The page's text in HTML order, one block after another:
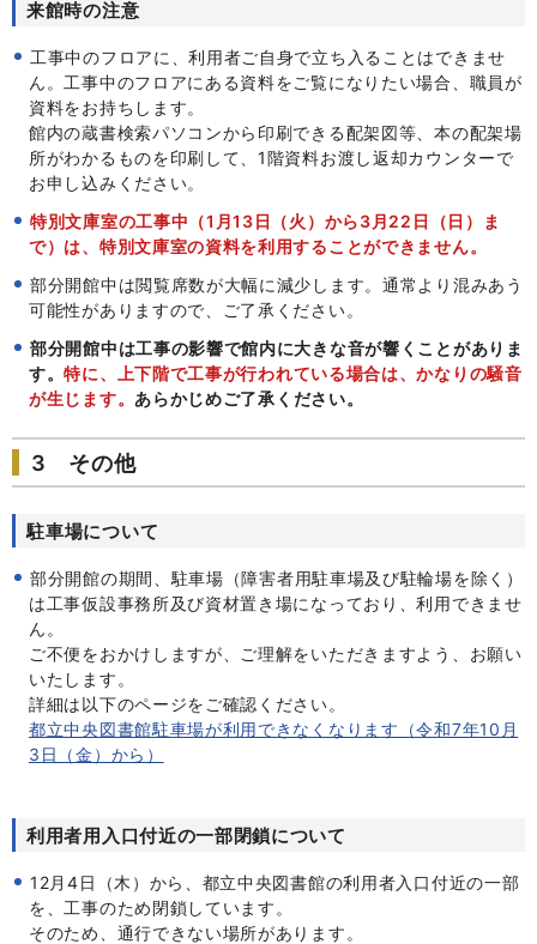
来館時の注意
工事中のフロアに、利用者ご自身で立ち入ることはできませ
ん。工事中のフロアにある資料をご覧になりたい場合、職員が
資料をお持ちします。
館内の蔵書検索パソコンから印刷できる配架図等、本の配架場
所がわかるものを印刷して、1階資料お渡し返却カウンターで
お申し込みください。
特別文庫室の工事中（1月13日（火）から3月22日（日）ま
で）は、特別文庫室の資料を利用することができません。
部分開館中は閲覧席数が大幅に減少します。通常より混みあう
可能性がありますので、ご了承ください。
部分開館中は工事の影響で館内に大きな音が響くことがありま
す。特に、上下階で工事が行われている場合は、かなりの騒音
が生じます。 あらかじめご了承ください。
3 その他
駐車場について
部分開館の期間、 駐車場（障害者用駐車場及び駐輪場を除く）
は工事仮設事務所及び資材置き場になっており、利用できませ
ん。
ご不便をおかけしますが、ご理解をいただきますよう、お願い
いたします。
詳細は以下のページをご確認ください。
都立中央図書館駐車場が利用できなくなります（令和7年10月
3日（金）から）
利用者用入口付近の一部閉鎖について
12月4日（木）から、都立中央図書館の利用者入口付近の一部
を、工事のため閉鎖しています。
そのため、通行できない場所があります。